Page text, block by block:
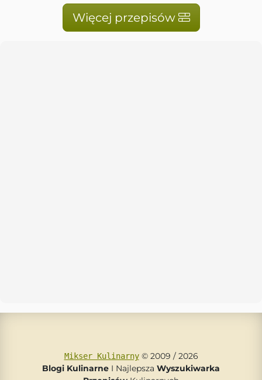
Więcej przepisów
Mikser Kulinarny© 2009 / 2026
Blogi Kulinarne I Najlepsza Wyszukiwarka